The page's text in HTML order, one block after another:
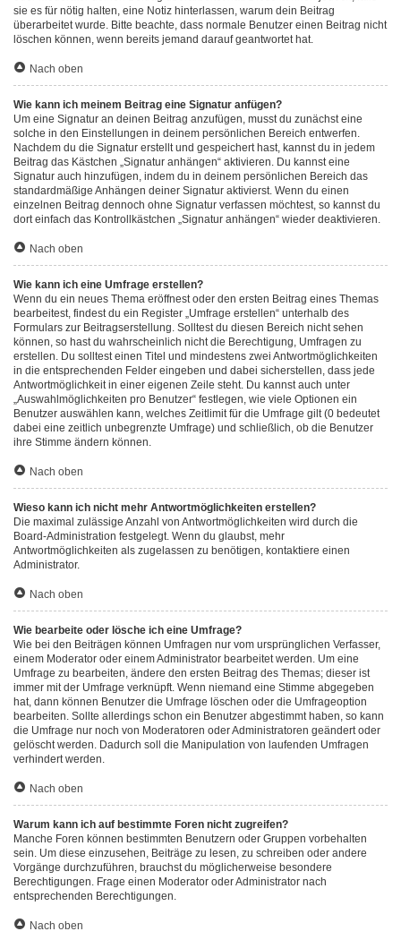
sie es für nötig halten, eine Notiz hinterlassen, warum dein Beitrag
überarbeitet wurde. Bitte beachte, dass normale Benutzer einen Beitrag nicht
löschen können, wenn bereits jemand darauf geantwortet hat.
Nach oben
Wie kann ich meinem Beitrag eine Signatur anfügen?
Um eine Signatur an deinen Beitrag anzufügen, musst du zunächst eine
solche in den Einstellungen in deinem persönlichen Bereich entwerfen.
Nachdem du die Signatur erstellt und gespeichert hast, kannst du in jedem
Beitrag das Kästchen „Signatur anhängen“ aktivieren. Du kannst eine
Signatur auch hinzufügen, indem du in deinem persönlichen Bereich das
standardmäßige Anhängen deiner Signatur aktivierst. Wenn du einen
einzelnen Beitrag dennoch ohne Signatur verfassen möchtest, so kannst du
dort einfach das Kontrollkästchen „Signatur anhängen“ wieder deaktivieren.
Nach oben
Wie kann ich eine Umfrage erstellen?
Wenn du ein neues Thema eröffnest oder den ersten Beitrag eines Themas
bearbeitest, findest du ein Register „Umfrage erstellen“ unterhalb des
Formulars zur Beitragserstellung. Solltest du diesen Bereich nicht sehen
können, so hast du wahrscheinlich nicht die Berechtigung, Umfragen zu
erstellen. Du solltest einen Titel und mindestens zwei Antwortmöglichkeiten
in die entsprechenden Felder eingeben und dabei sicherstellen, dass jede
Antwortmöglichkeit in einer eigenen Zeile steht. Du kannst auch unter
„Auswahlmöglichkeiten pro Benutzer“ festlegen, wie viele Optionen ein
Benutzer auswählen kann, welches Zeitlimit für die Umfrage gilt (0 bedeutet
dabei eine zeitlich unbegrenzte Umfrage) und schließlich, ob die Benutzer
ihre Stimme ändern können.
Nach oben
Wieso kann ich nicht mehr Antwortmöglichkeiten erstellen?
Die maximal zulässige Anzahl von Antwortmöglichkeiten wird durch die
Board-Administration festgelegt. Wenn du glaubst, mehr
Antwortmöglichkeiten als zugelassen zu benötigen, kontaktiere einen
Administrator.
Nach oben
Wie bearbeite oder lösche ich eine Umfrage?
Wie bei den Beiträgen können Umfragen nur vom ursprünglichen Verfasser,
einem Moderator oder einem Administrator bearbeitet werden. Um eine
Umfrage zu bearbeiten, ändere den ersten Beitrag des Themas; dieser ist
immer mit der Umfrage verknüpft. Wenn niemand eine Stimme abgegeben
hat, dann können Benutzer die Umfrage löschen oder die Umfrageoption
bearbeiten. Sollte allerdings schon ein Benutzer abgestimmt haben, so kann
die Umfrage nur noch von Moderatoren oder Administratoren geändert oder
gelöscht werden. Dadurch soll die Manipulation von laufenden Umfragen
verhindert werden.
Nach oben
Warum kann ich auf bestimmte Foren nicht zugreifen?
Manche Foren können bestimmten Benutzern oder Gruppen vorbehalten
sein. Um diese einzusehen, Beiträge zu lesen, zu schreiben oder andere
Vorgänge durchzuführen, brauchst du möglicherweise besondere
Berechtigungen. Frage einen Moderator oder Administrator nach
entsprechenden Berechtigungen.
Nach oben